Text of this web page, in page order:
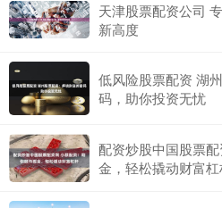
天津股票配资公司
新高度
低风险股票配资 湖
码，助你投资无忧
配资炒股中国股票
金，轻松撬动财富